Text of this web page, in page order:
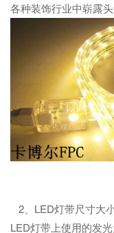
各种装饰行业中崭露
2、LED灯带尺寸大
LED灯带上使用的发光